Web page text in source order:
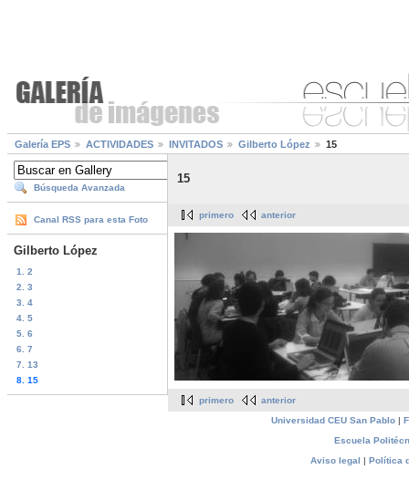
Galería EPS ACTIVIDADES INVITADOS Gilberto López 15
Búsqueda Avanzada
Canal RSS para esta Foto
Gilberto López
1. 2
2. 3
3. 4
4. 5
5. 6
6. 7
7. 13
8. 15
15
primero anterior
primero
anterior
Universidad CEU San Pablo|
Escuela
Aviso legal | Política